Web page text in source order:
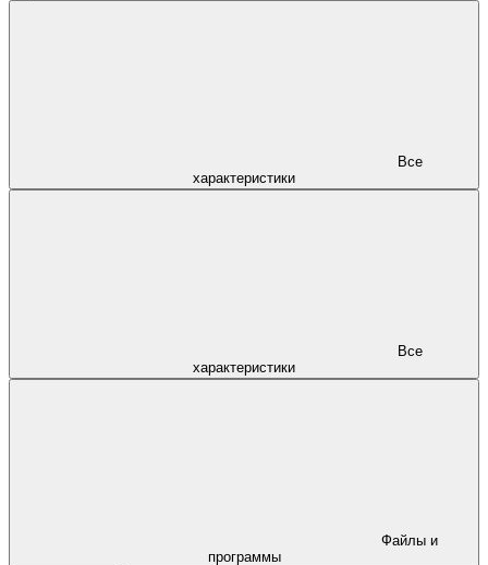
характеристики
характеристики
программы